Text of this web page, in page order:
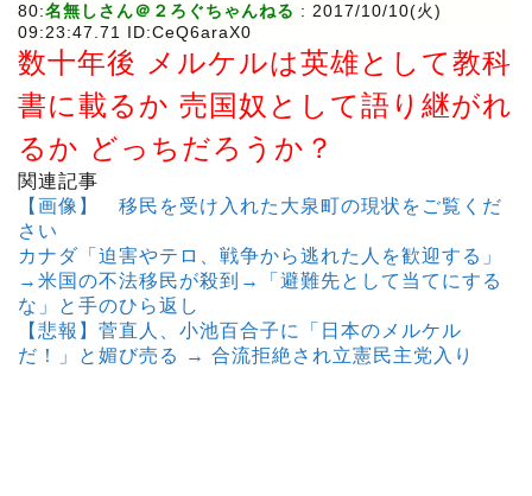
80:名無しさん＠２ろぐちゃんねる : 2017/10/10(火)
09:23:47.71 ID:CeQ6araX0
数十年後 メルケルは英雄として教科
書に載るか 売国奴として語り継がれ
るか どっちだろうか？
関連記事
【画像】 移民を受け入れた大泉町の現状をご覧くだ
さい
カナダ「迫害やテロ、戦争から逃れた人を歓迎する」
→米国の不法移民が殺到→「避難先として当てにする
な」と手のひら返し
【悲報】菅直人、小池百合子に「日本のメルケル
だ！」と媚び売る → 合流拒絶され立憲民主党入り